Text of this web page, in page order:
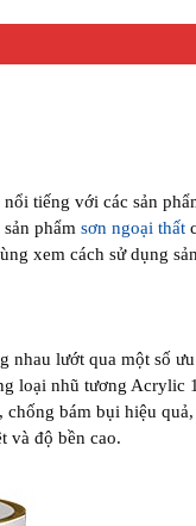
tiếng với các sản
phẩm sơn ngoại thất
xem cách sử dụng
nhau lướt qua một số
loại nhũ tương Acrylic
bám bụi hiệu
và độ bền cao.